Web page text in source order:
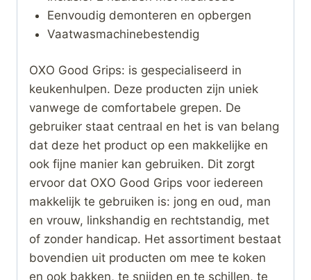
Eenvoudig demonteren en opbergen
Vaatwasmachinebestendig
OXO Good Grips: is gespecialiseerd in
keukenhulpen. Deze producten zijn uniek
vanwege de comfortabele grepen. De
gebruiker staat centraal en het is van belang
dat deze het product op een makkelijke en
ook fijne manier kan gebruiken. Dit zorgt
ervoor dat OXO Good Grips voor iedereen
makkelijk te gebruiken is: jong en oud, man
en vrouw, linkshandig en rechtstandig, met
of zonder handicap. Het assortiment bestaat
bovendien uit producten om mee te koken
en ook bakken, te snijden en te schillen, te